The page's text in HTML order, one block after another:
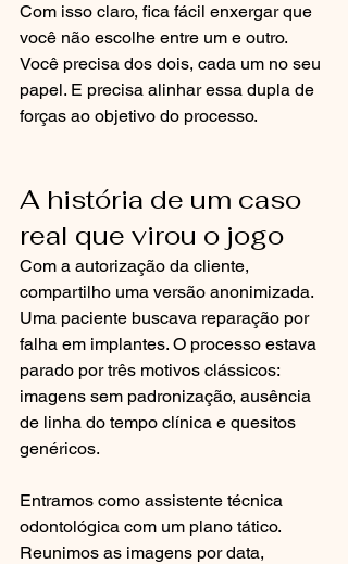
Com isso claro, fica fácil enxergar que
você não escolhe entre um e outro.
Você precisa dos dois, cada um no seu
papel. E precisa alinhar essa dupla de
forças ao objetivo do processo.
A história de um caso
real que virou o jogo
Com a autorização da cliente,
compartilho uma versão anonimizada.
Uma paciente buscava reparação por
falha em implantes. O processo estava
parado por três motivos clássicos:
imagens sem padronização, ausência
de linha do tempo clínica e quesitos
genéricos.
Entramos como assistente técnica
odontológica com um plano tático.
Reunimos as imagens por data,